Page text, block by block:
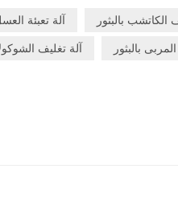
والعسل، والصلصات،
آلة تعبئة
الكاتشب بالبثور
آلة تغليف
بالبثور